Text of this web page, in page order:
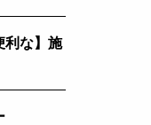
利な】施